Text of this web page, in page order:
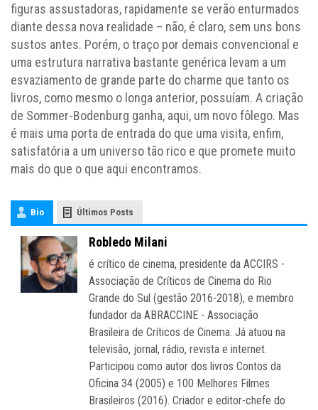
figuras assustadoras, rapidamente se verão enturmados
diante dessa nova realidade – não, é claro, sem uns bons
sustos antes. Porém, o traço por demais convencional e
uma estrutura narrativa bastante genérica levam a um
esvaziamento de grande parte do charme que tanto os
livros, como mesmo o longa anterior, possuíam. A criação
de Sommer-Bodenburg ganha, aqui, um novo fôlego. Mas
é mais uma porta de entrada do que uma visita, enfim,
satisfatória a um universo tão rico e que promete muito
mais do que o que aqui encontramos.
Bio Últimos Posts
Robledo Milani
é crítico de cinema, presidente da ACCIRS -
Associação de Críticos de Cinema do Rio
Grande do Sul (gestão 2016-2018), e membro
fundador da ABRACCINE - Associação
Brasileira de Críticos de Cinema. Já atuou na
televisão, jornal, rádio, revista e internet.
Participou como autor dos livros Contos da
Oficina 34 (2005) e 100 Melhores Filmes
Brasileiros (2016). Criador e editor-chefe do